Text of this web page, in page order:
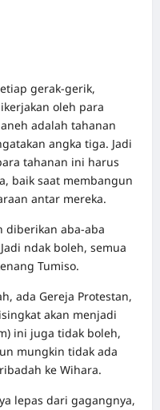
gerak-gerik,
oleh para
adalah tahanan
angka tiga. Jadi
tahanan ini harus
baik saat membangun
antar mereka.
diberikan aba-aba
ndak boleh, semua
Tumiso.
ada Gereja Protestan,
akan menjadi
ini juga tidak boleh,
mungkin tidak ada
ke Wihara.
lepas dari gagangnya,